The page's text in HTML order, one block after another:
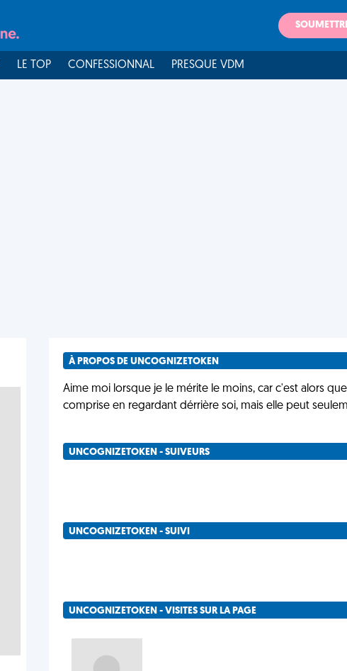
LE TOP CONFESSIONNAL PRESQUE VDM
À PROPOS DE UNCOGNIZETOKEN
Aime moi lorsque je le mérite le moins, car c'est alors
comprise en regardant dérrière soi, mais elle peut
UNCOGNIZETOKEN - SUIVEURS
UNCOGNIZETOKEN - SUIVI
UNCOGNIZETOKEN - VISITES SUR LA PAGE